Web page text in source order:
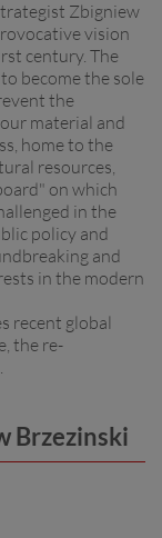
Zbigniew
vision
century. The
become the sole
the
material and
home to the
resources,
on which
in the
policy and
and
in the modern
recent global
the re-
Brzezinski